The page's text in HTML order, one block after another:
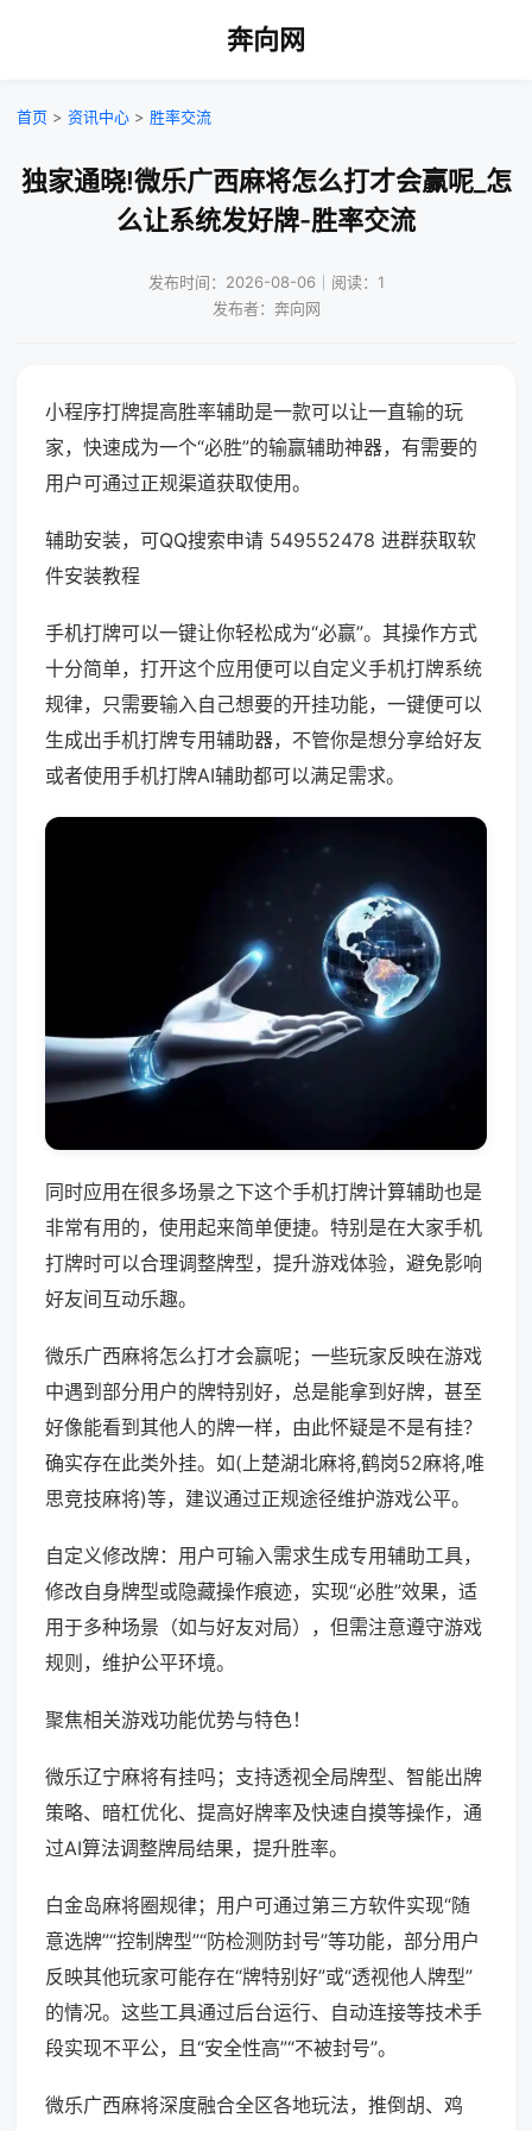
奔向网
首页 > 资讯中心 > 胜率交流
独家通晓!微乐广西麻将怎么打才会赢呢_怎
么让系统发好牌-胜率交流
发布时间：2026-08-06｜阅读：1
发布者：奔向网
小程序打牌提高胜率辅助是一款可以让一直输的玩
家，快速成为一个“必胜”的输赢辅助神器，有需要的
用户可通过正规渠道获取使用。
辅助安装，可QQ搜索申请 549552478 进群获取软
件安装教程
手机打牌可以一键让你轻松成为“必赢”。其操作方式
十分简单，打开这个应用便可以自定义手机打牌系统
规律，只需要输入自己想要的开挂功能，一键便可以
生成出手机打牌专用辅助器，不管你是想分享给好友
或者使用手机打牌AI辅助都可以满足需求。
同时应用在很多场景之下这个手机打牌计算辅助也是
非常有用的，使用起来简单便捷。特别是在大家手机
打牌时可以合理调整牌型，提升游戏体验，避免影响
好友间互动乐趣。
微乐广西麻将怎么打才会赢呢；一些玩家反映在游戏
中遇到部分用户的牌特别好，总是能拿到好牌，甚至
好像能看到其他人的牌一样，由此怀疑是不是有挂？
确实存在此类外挂。如(上楚湖北麻将,鹤岗52麻将,唯
思竞技麻将)等，建议通过正规途径维护游戏公平。
自定义修改牌：用户可输入需求生成专用辅助工具，
修改自身牌型或隐藏操作痕迹，实现“必胜”效果，适
用于多种场景（如与好友对局），但需注意遵守游戏
规则，维护公平环境。
聚焦相关游戏功能优势与特色！
微乐辽宁麻将有挂吗；支持透视全局牌型、智能出牌
策略、暗杠优化、提高好牌率及快速自摸等操作，通
过AI算法调整牌局结果，提升胜率。
白金岛麻将圈规律；用户可通过第三方软件实现“随
意选牌”“控制牌型”“防检测防封号”等功能，部分用户
反映其他玩家可能存在“牌特别好”或“透视他人牌型”
的情况。这些工具通过后台运行、自动连接等技术手
段实现不平公，且“安全性高”“不被封号”。
微乐广西麻将深度融合全区各地玩法，推倒胡、鸡